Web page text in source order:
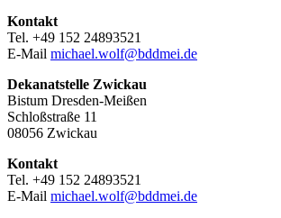
Kontakt
Tel. +49 152 24893521
E-Mail michael.wolf@bddmei.de
Dekanatstelle Zwickau
Bistum Dresden-Meißen
Schloßstraße 11
08056 Zwickau
Kontakt
Tel. +49 152 24893521
E-Mail michael.wolf@bddmei.de